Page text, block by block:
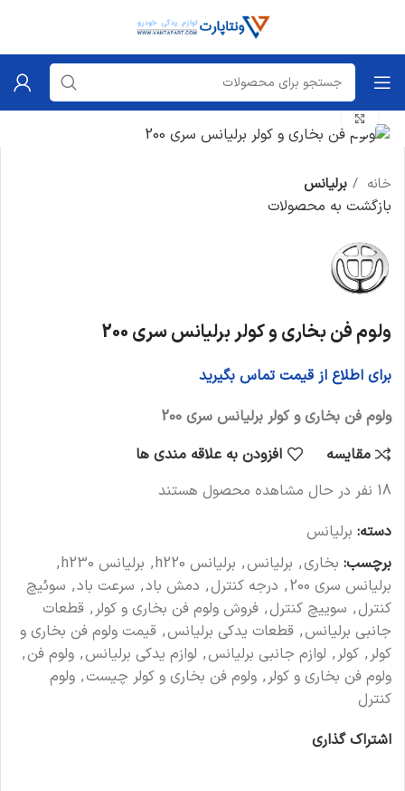
خانه برلیانس
بازگشت به محصولات
ولوم فن بخاری و کولر برلیانس سری 200
برای اطلاع از قیمت تماس بگیرید
ولوم فن بخاری و کولر برلیانس سری 200
مقایسه
افزودن به علاقه مندی ها
18 نفر در حال مشاهده محصول هستند
دسته: برلیانس
برچسب: بخاری, برلیانس, برلیانس h220 , برلیانس h230
,
برلیانس سری 200
, درجه کنترل, دمش باد, سرعت باد, سوئیچ
کنترل, سوییچ کنترل, فروش ولوم فن بخاری و کولر, قطعات
جانبی برلیانس, قطعات یدکی برلیانس, قیمت ولوم فن بخاری و
کولر, کولر, لوازم جانبی برلیانس, لوازم یدکی برلیانس, ولوم فن,
ولوم فن بخاری و کولر, ولوم فن بخاری و کولر چیست, ولوم
کنترل
اشتراک گذاری